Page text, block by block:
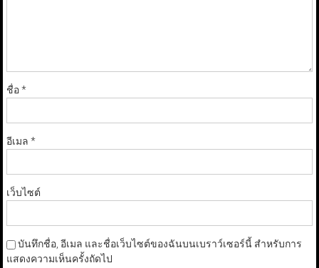
ชื่อ*
อีเมล *
เว็บไซต์
บันทึกชื่อ, อีเมล และชื่อเว็บไซต์ของฉันบนเบราว์เซอร์นี้ สำหรับการ
แสดงความเห็นครั้งถัดไป